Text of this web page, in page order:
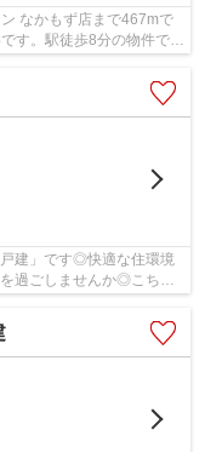
なかもず店まで467mで
す。駅徒歩8分の物件で
建」です◎快適な住環境
過ごしませんか◎こちら